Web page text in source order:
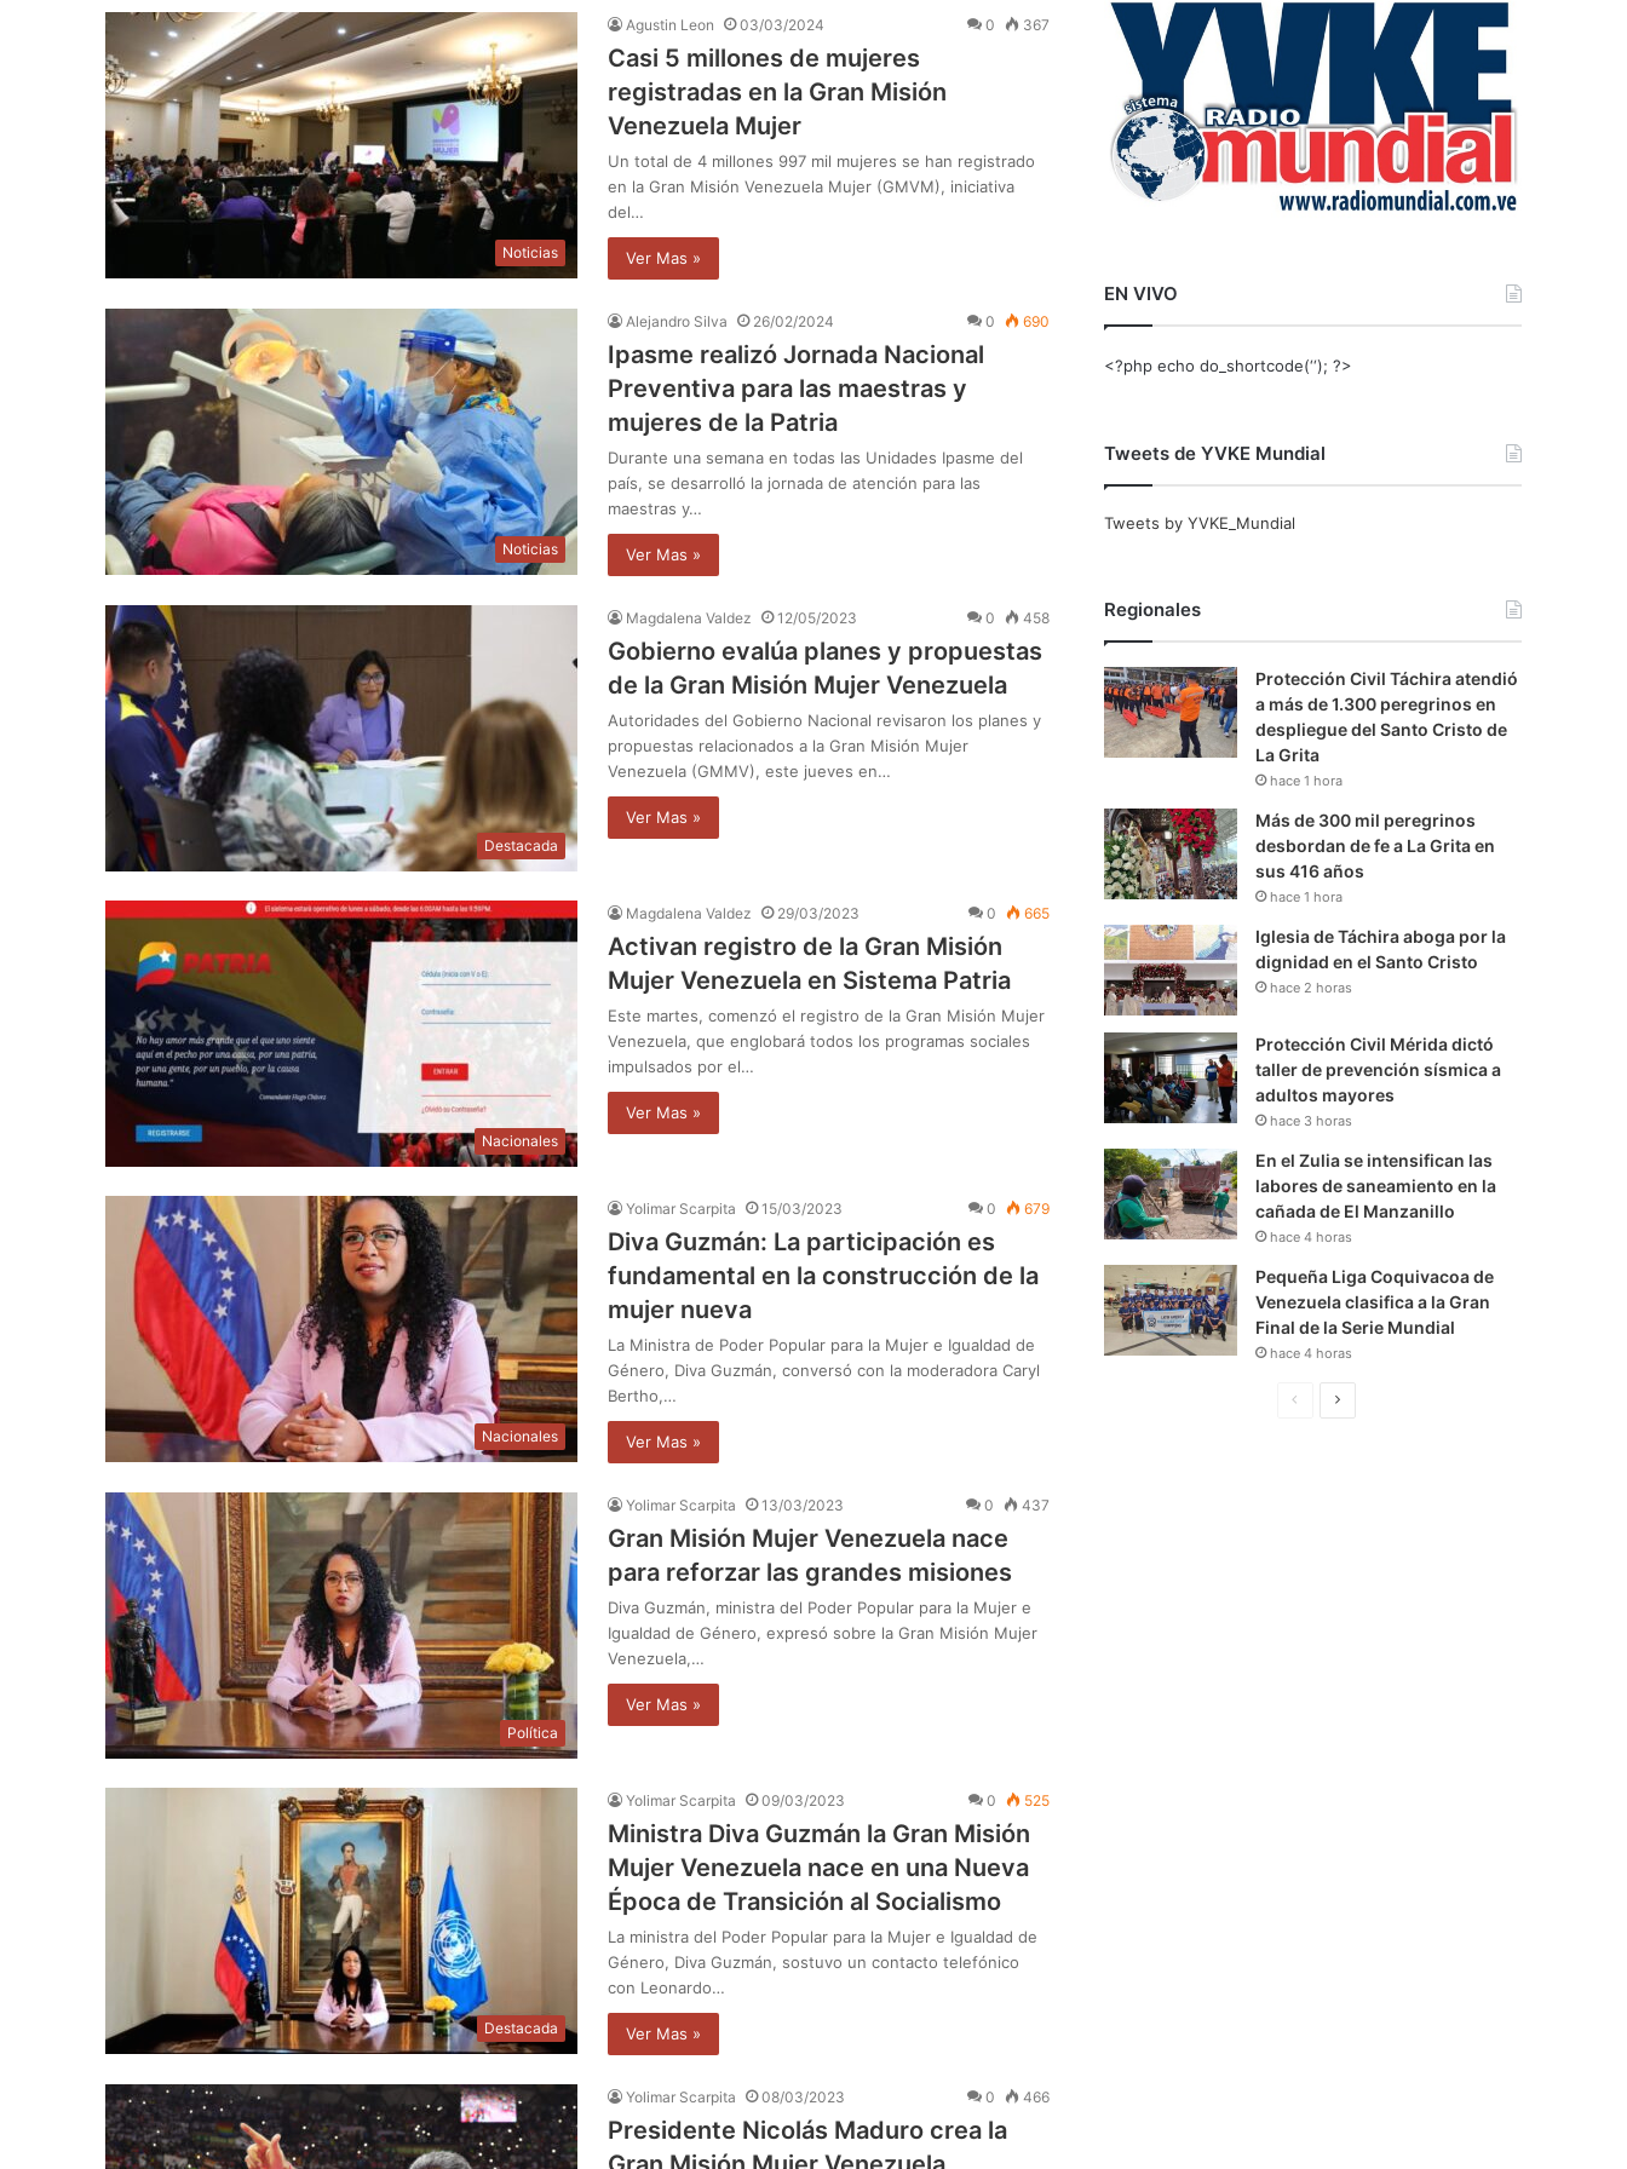
Noticias
Agustin Leon 03/03/2024 0 367
Casi 5 millones de mujeres
registradas en la Gran Misión
Venezuela Mujer
Un total de 4 millones 997 mil mujeres se han registrado
en la Gran Misión Venezuela Mujer (GMVM), iniciativa
del…
Ver Mas »
Noticias
Alejandro Silva 26/02/2024 0 690
Ipasme realizó Jornada Nacional
Preventiva para las maestras y
mujeres de la Patria
Durante una semana en todas las Unidades Ipasme del
país, se desarrolló la jornada de atención para las
maestras y…
Ver Mas »
Destacada
Magdalena Valdez 12/05/2023 0 458
Gobierno evalúa planes y propuestas
de la Gran Misión Mujer Venezuela
Autoridades del Gobierno Nacional revisaron los planes y
propuestas relacionados a la Gran Misión Mujer
Venezuela (GMMV), este jueves en…
Ver Mas »
Nacionales
Magdalena Valdez 29/03/2023 0 665
Activan registro de la Gran Misión
Mujer Venezuela en Sistema Patria
Este martes, comenzó el registro de la Gran Misión Mujer
Venezuela, que englobará todos los programas sociales
impulsados por el…
Ver Mas »
Nacionales
Yolimar Scarpita 15/03/2023 0 679
Diva Guzmán: La participación es
fundamental en la construcción de la
mujer nueva
La Ministra de Poder Popular para la Mujer e Igualdad de
Género, Diva Guzmán, conversó con la moderadora Caryl
Bertho,…
Ver Mas »
Política
Yolimar Scarpita 13/03/2023 0 437
Gran Misión Mujer Venezuela nace
para reforzar las grandes misiones
Diva Guzmán, ministra del Poder Popular para la Mujer e
Igualdad de Género, expresó sobre la Gran Misión Mujer
Venezuela,…
Ver Mas »
Destacada
Yolimar Scarpita 09/03/2023 0 525
Ministra Diva Guzmán la Gran Misión
Mujer Venezuela nace en una Nueva
Época de Transición al Socialismo
La ministra del Poder Popular para la Mujer e Igualdad de
Género, Diva Guzmán, sostuvo un contacto telefónico
con Leonardo…
Ver Mas »
Yolimar Scarpita 08/03/2023 0 466
Presidente Nicolás Maduro crea la
r
EN VIVO
<?php echo do_shortcode(‘‘); ?>
Tweets de YVKE Mundial
Tweets by YVKE_Mundial
Regionales
Protección Civil Táchira atendió
a más de 1.300 peregrinos en
despliegue del Santo Cristo de
La Grita
hace 1 hora
Más de 300 mil peregrinos
desbordan de fe a La Grita en
sus 416 años
hace 1 hora
Iglesia de Táchira aboga por la
dignidad en el Santo Cristo
hace 2 horas
Protección Civil Mérida dictó
taller de prevención sísmica a
adultos mayores
hace 3 horas
En el Zulia se intensifican las
labores de saneamiento en la
cañada de El Manzanillo
hace 4 horas
Pequeña Liga Coquivacoa de
Venezuela clasifica a la Gran
Final de la Serie Mundial
hace 4 horas
S